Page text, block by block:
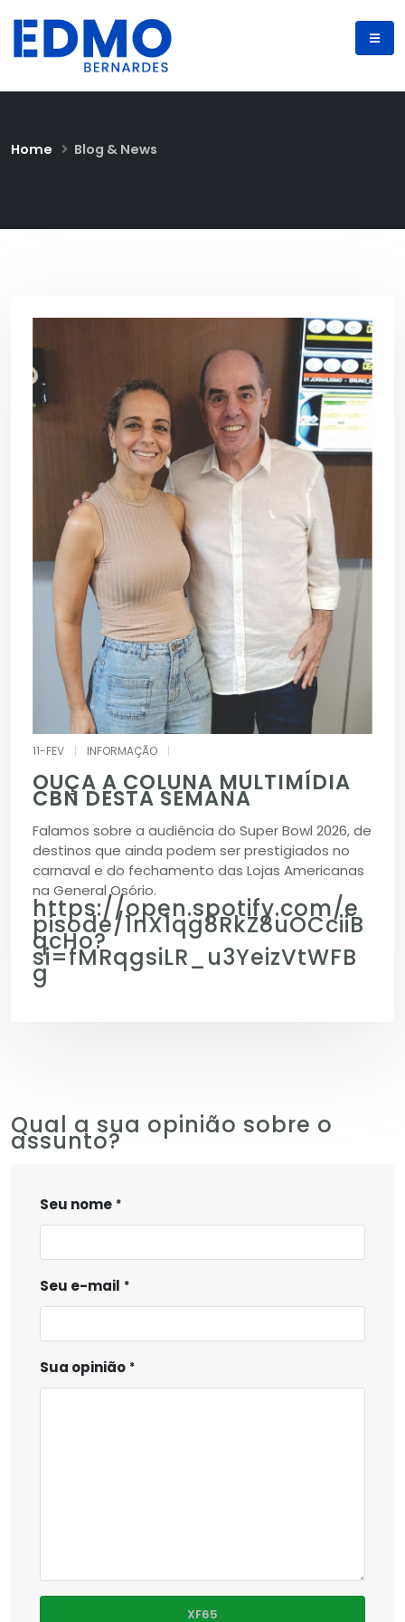
Home Blog & News
11-FEV INFORMAÇÃO
OUÇA A COLUNA MULTIMÍDIA
CBN DESTA SEMANA
Falamos sobre a audiência do Super Bowl 2026, de
destinos que ainda podem ser prestigiados no
carnaval e do fechamento das Lojas Americanas
na General Osório.
https://open.spotify.com/e
pisode/1nX1qg8RkZ8uOCciiB
qcHo?
si=fMRqgsiLR_u3YeizVtWFB
g
Qual a sua opinião sobre o
assunto?
Seu nome
Seu e-mail
Sua opinião